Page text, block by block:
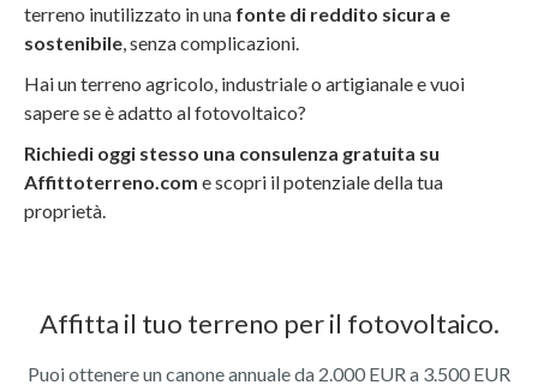
terreno inutilizzato in una fonte di reddito sicura e
sostenibile , senza complicazioni.
Hai un terreno agricolo, industriale o artigianale e vuoi
sapere se è adatto al fotovoltaico?
Richiedi oggi stesso una consulenza gratuita su
Affittoterreno.com e scopri il potenziale della tua
proprietà.
Affitta il tuo terreno per il fotovoltaico.
Puoi ottenere un canone annuale da 2.000 EUR a 3.500 EUR